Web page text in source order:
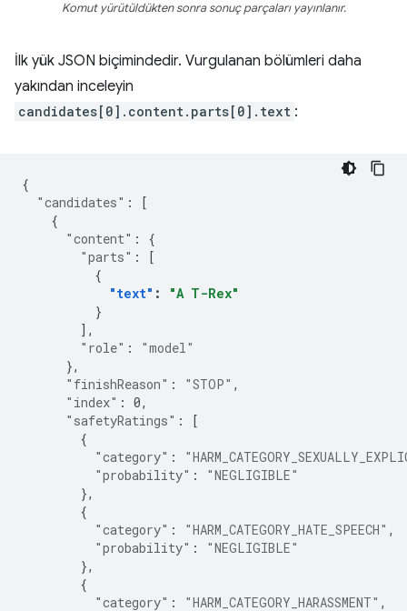
Komut yürütüldükten sonra sonuç parçaları yayınlanır.
İlk yük JSON biçimindedir. Vurgulanan bölümleri daha
yakından inceleyin
candidates[0].content.parts[0].text :
{
"candidates" :
[
{
"content" :
{
"parts" :
[
{
"text" :
"A T-Rex"
}
],
"role" :
"model"
},
"finishReason" : "STOP" ,
"index" : 0,
"safetyRatings" :
[
{
"category" :
"probability" :
"NEGLIGIBLE"
},
{
"category" : "HARM_CATEGORY_HATE_SPEECH" ,
"probability" :
"NEGLIGIBLE"
},
{
"category" : "HARM_CATEGORY_HARASSMENT" ,